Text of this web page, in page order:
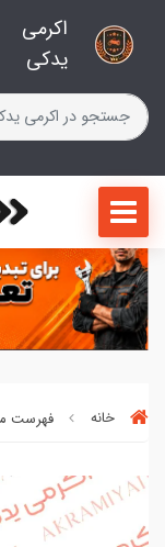
اکرمی
یدکی
خانه فهرست